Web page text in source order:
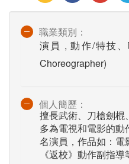
職業類別：
演員 , 動作/特技
Choreographer)
個人簡歷：
擅長武術、刀槍劍棍
多為電視和電影的
名演員，作品如：電
《返校》動作副指導